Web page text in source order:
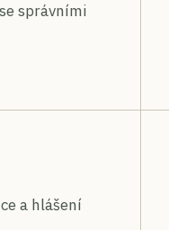
správními
a hlášení